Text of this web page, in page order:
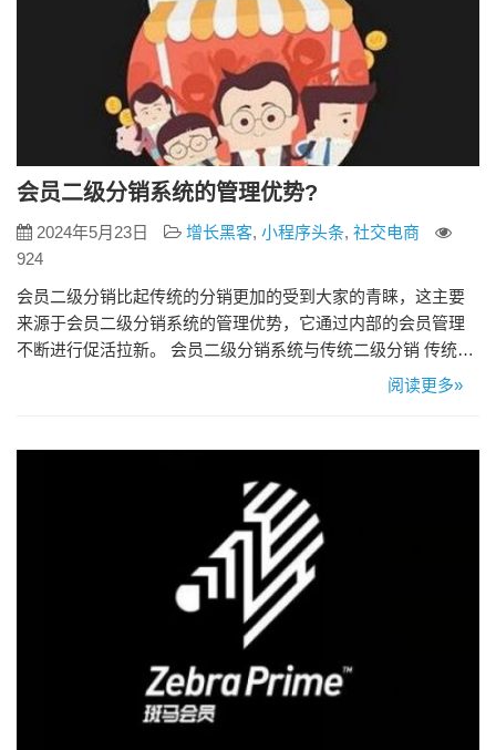
会员二级分销系统的管理优势?
2024年5月23日 增长黑客, 小程序头条, 社交电商
924
会员二级分销比起传统的分销更加的受到大家的青睐，这主要
来源于会员二级分销系统的管理优势，它通过内部的会员管理
不断进行促活拉新。 会员二级分销系统与传统二级分销 传统二
级分销中关于分销等级是商家自定义设置，而会员二级分销，
模式的发展，这主要因为本身会员就存在有一定信任，通过会
阅读更多»